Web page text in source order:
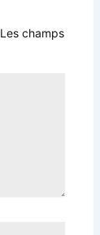
Les champs